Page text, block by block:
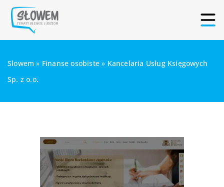
Slowem » Finanse osobiste » Kancelaria Usług Księgowych
Sp. z o.o.